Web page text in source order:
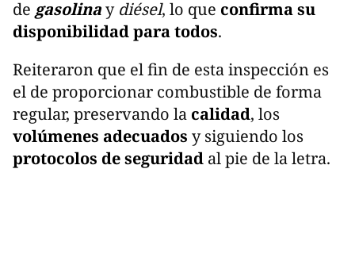
de gasolinay diésel, lo que confirma su
disponibilidad para todos.
Reiteraron que el fin de esta inspección es
el de proporcionar combustible de forma
regular, preservando la calidad, los
volúmenes adecuados y siguiendo los
protocolos de seguridad al pie de la letra.